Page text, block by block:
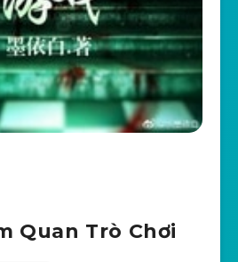
Quan Trò Chơi